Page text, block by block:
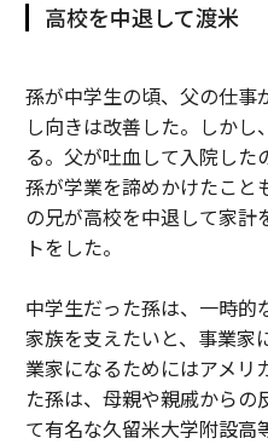
高校を中退して渡米
孫が中学生の頃、父の仕事
し向きは改善した。しか
る。父が吐血して入院した
孫が学業を諦めかけたこと
の兄が高校を中退して家計
トをした。
中学生だった孫は、一時的
家族を支えたいと、事業家
業家になるためにはアメリ
た孫は、母親や親戚からの
て有名な久留米大学附設高